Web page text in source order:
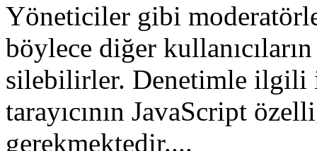
Yöneticiler gibi
böylece diğer
silebilirler. Denetimle ilgili
tarayıcının JavaScript
gerekmektedir....